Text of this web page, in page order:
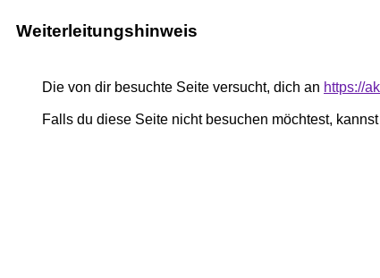
Weiterleitungshinweis
Die von dir besuchte Seite versucht, dich an https://
Falls du diese Seite nicht besuchen möchtest, kannst